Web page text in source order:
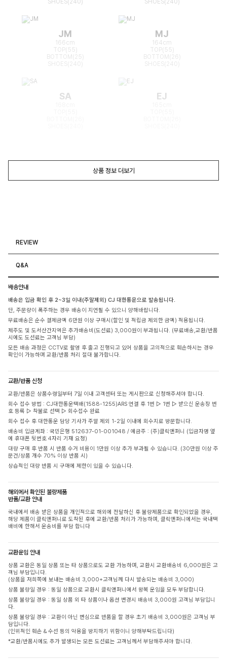
JM
166cm
TOP(55)
BOTTOM(25)
MJ
164cm
TOP(55)
BOTTOM(26)
SA EJ
상품 정보 더보기
REVIEW
Q&A
배송안내
배송은 입금 확인 후 2~3일 이내(주말제외) CJ 대한통운으로 발송됩니다.
단, 주문량이 폭주하는 경우 배송이 지연될 수 있으니 양해바랍니다.
무료배송은 순수 결제금액 6만원 이상 구매시(할인 및 적립금 제외한 금액) 적용됩니다.
제주도 및 도서산간지역은 추가배송비(도선료) 3,000원이 부과됩니다. (무료배송,교환/반품
시에도 도선료는 고객님 부담)
모든 배송 과정은 CCTV로 촬영 후 출고 진행되고 있어 상품을 고의적으로 훼손하시는 경우
확인이 가능하며 교환/반품 처리 절대 불가합니다.
교환/반품 신청
교환/반품은 상품수령일부터 7일 이내 고객센터 또는 게시판으로 신청해주셔야 합니다.
회수 접수 방법 : CJ대한통운택배(1588-1255)ARS 연결 후 1번 ▷ 1번 ▷ 받으신 운송장 번
호 등록 ▷ 착불로 선택 ▷ 회수접수 완료
회수 접수 후 대한통운 담당 기사가 주말 제외 1-2일 이내에 회수지로 방문합니다.
배송비 입금계좌 : 국민은행 512637-01-001048 / 예금주 : (주)클릭앤퍼니 (입금자명 옆
에 휴대폰 뒷번호 4자리 기재 요청)
대량 구매 후 반품 시 반품 수거 비용이 1만원 이상 추가 부과될 수 있습니다. (30만원 이상 주
문건/상품 개수 70% 이상 반품 시)
상습적인 대량 반품 시 구매에 제한이 있을 수 있습니다.
해외에서 확인된 불량제품
반품/교환 안내
국내에서 배송 받은 상품을 개인적으로 해외에 전달하신 후 불량제품으로 확인되었을 경우,
해당 제품이 클릭앤퍼니로 도착된 후에 교환/반품 처리가 가능하며, 클릭앤퍼니에서는 국내택
배비에 한해서 운송비를 부담 합니다
교환운임 안내
상품 교환은 동일 상품 또는 타 상품으로도 교환 가능하며, 교환시 교환배송비 6,000원은 고
객님 부담입니다.
(상품을 저희쪽에 보내는 배송비 3,000+고객님께 다시 발송되는 배송비 3,000)
상품 불량일 경우 : 동일 상품으로 교환시 클릭앤퍼니에서 왕복 운임을 모두 부담합니다.
상품 불량일 경우 : 동일 상품 외 타 상품이나 옵션 변경시 배송비 3,000원 고객님 부담입니
다.
상품 불량일 경우 : 교환이 아닌 변심으로 반품을 할 경우 초기 배송비 3,000원은 고객님 부
담입니다.
(인위적인 훼손 & 수선 등의 악용을 방지하기 위함이니 양해부탁드립니다)
*교환/반품시에도 추가 발생되는 모든 도선료는 고객님께서 부담해주셔야 합니다.